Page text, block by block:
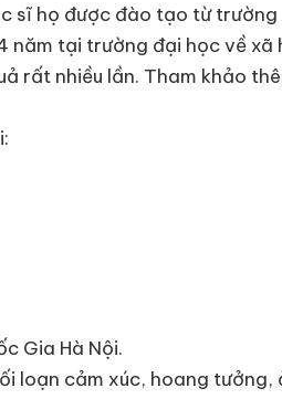
sĩ họ được đào tạo từ
tại trường đại học về xã
rất nhiều lần. Tham khảo
Gia Hà Nội.
cảm xúc, hoang tưởng,